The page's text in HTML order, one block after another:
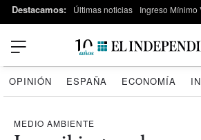
Destacamos: Últimas noticias Ingreso Mínimo
OPINIÓN ESPAÑA ECONOMÍA
MEDIO AMBIENTE